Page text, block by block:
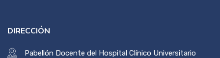
DIRECCIÓN
Pabellón Docente del Hospital Clínico Universitario